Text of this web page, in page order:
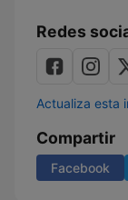
Redes
Actualiza esta
Compartir
Facebook